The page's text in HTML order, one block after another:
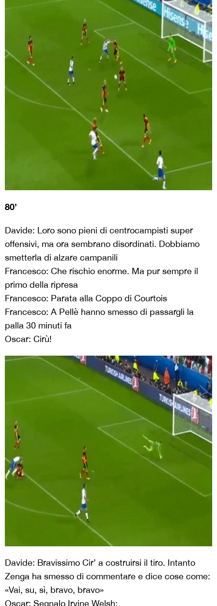
80’
Davide: Loro sono pieni di centrocampisti super
offensivi, ma ora sembrano disordinati. Dobbiamo
smetterla di alzare campanili
Francesco: Che rischio enorme. Ma pur sempre il
primo della ripresa
Francesco: Parata alla Coppo di Courtois
Francesco: A Pellè hanno smesso di passargli la
palla 30 minuti fa
Oscar: Cirù!
Davide: Bravissimo Cir’ a costruirsi il tiro. Intanto
Zenga ha smesso di commentare e dice cose come:
«Vai, su, sì, bravo, bravo»
Oscar: Segnalo Irvine Welsh: